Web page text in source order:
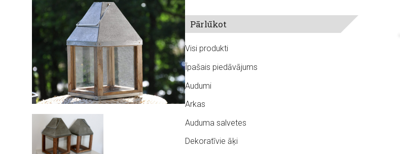
Pārlūkot
Visi produkti
Īpašais piedāvājums
Audumi
Arkas
Auduma salvetes
Dekoratīvie āķi